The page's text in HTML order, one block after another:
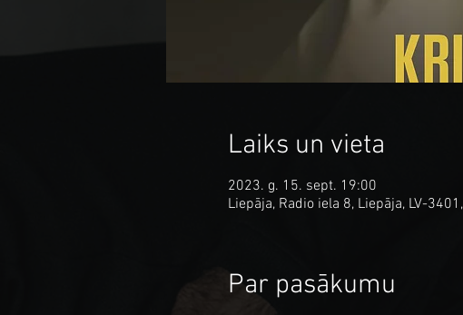
Laiks un vieta
2023. g. 15. sept. 19:00
Liepāja, Radio iela 8, Liepāja, LV-
Par pasākumu